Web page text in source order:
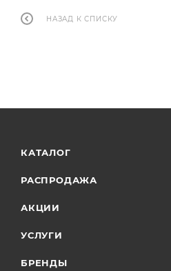
НАЗАД К СПИСКУ
КАТАЛОГ
РАСПРОДАЖА
АКЦИИ
УСЛУГИ
БРЕНДЫ